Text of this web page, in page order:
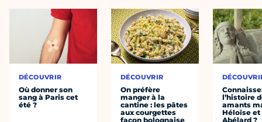
DÉCOUVRIR
Où donner son
sang à Paris cet
été ?
DÉCOUVRIR
On préfère
manger à la
cantine : les pâtes
aux courgettes
façon bolognaise
l’histoire
amants
Héloïse et
Abélard ?